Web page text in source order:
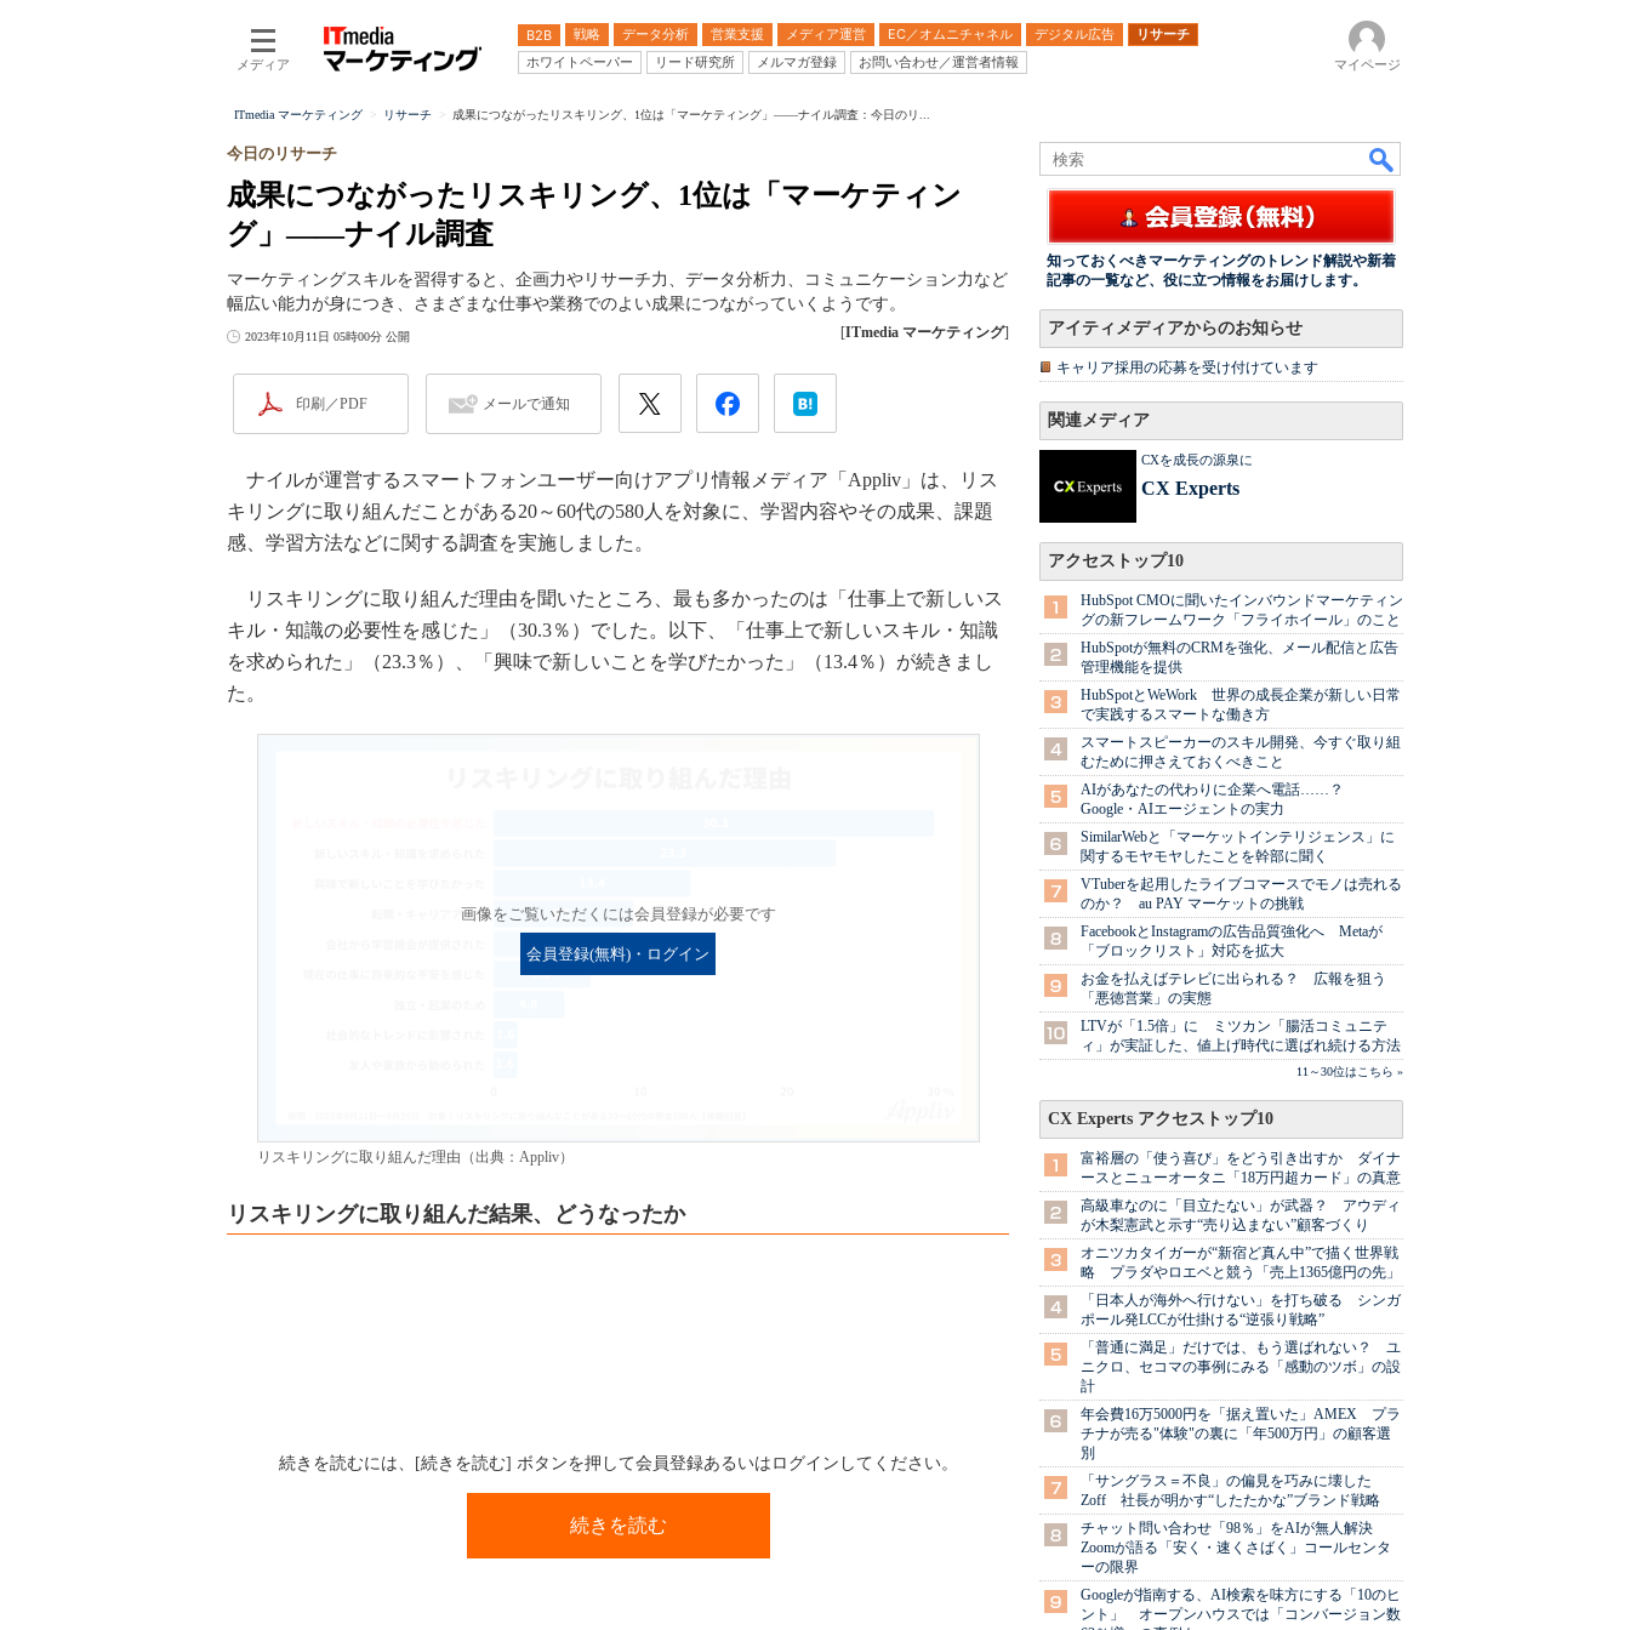
メディア
B2B 戦略 データ分析 営業支援 メディア運営 EC／オムニチャネル デジタル広告
リサーチ
ホワイトペーパー
リード研究所 メルマガ登録 お問い合わせ／運営者情報 マイページ
ITmedia マーケティング リサーチ 成果につながったリスキリング、1位は「マーケティング」――ナイル調査：今日のリ...
成果につながったリスキリング、1位は「マーケティン
グ」――ナイル調査
今日のリサーチ
マーケティングスキルを習得すると、企画力やリサーチ力、データ分析力、コミュニケーション力など
幅広い能力が身につき、さまざまな仕事や業務でのよい成果につながっていくようです。
2023年10月11日 05時00分 公開 [ITmedia マーケティング]
印刷／PDF メールで通知
ナイルが運営するスマートフォンユーザー向けアプリ情報メディア「Appliv」は、リス
キリングに取り組んだことがある20～60代の580人を対象に、学習内容やその成果、課題
感、学習方法などに関する調査を実施しました。
リスキリングに取り組んだ理由を聞いたところ、最も多かったのは「仕事上で新しいス
キル・知識の必要性を感じた」（30.3％）でした。以下、「仕事上で新しいスキル・知識
を求められた」（23.3％）、「興味で新しいことを学びたかった」（13.4％）が続きまし
た。
画像をご覧いただくには会員登録が必要です
会員登録(無料)・ログイン
リスキリングに取り組んだ理由（出典：Appliv）
リスキリングに取り組んだ結果、どうなったか
続きを読むには、[続きを読む] ボタンを押して会員登録あるいはログインしてください。
続きを読む
知っておくべきマーケティングのトレンド解説や新着
記事の一覧など、役に立つ情報をお届けします。
アイティメディアからのお知らせ
キャリア採用の応募を受け付けています
関連メディア
CXを成長の源泉に
CX Experts
アクセストップ10
HubSpot CMOに聞いたインバウンドマーケティン
グの新フレームワーク「フライホイール」のこと
HubSpotが無料のCRMを強化、メール配信と広告
管理機能を提供
HubSpotとWeWork 世界の成長企業が新しい日常
で実践するスマートな働き方
スマートスピーカーのスキル開発、今すぐ取り組
むために押さえておくべきこと
AIがあなたの代わりに企業へ電話……？
Google・AIエージェントの実力
SimilarWebと「マーケットインテリジェンス」に
関するモヤモヤしたことを幹部に聞く
VTuberを起用したライブコマースでモノは売れる
のか？ au PAY マーケットの挑戦
FacebookとInstagramの広告品質強化へ Metaが
「ブロックリスト」対応を拡大
お金を払えばテレビに出られる？ 広報を狙う
「悪徳営業」の実態
LTVが「1.5倍」に ミツカン「腸活コミュニテ
ィ」が実証した、値上げ時代に選ばれ続ける方法
11～30位はこちら »
CX Experts アクセストップ10
富裕層の「使う喜び」をどう引き出すか ダイナ
ースとニューオータニ「18万円超カード」の真意
高級車なのに「目立たない」が武器？ アウディ
が木梨憲武と示す“売り込まない”顧客づくり
オニツカタイガーが“新宿ど真ん中”で描く世界戦
略 プラダやロエベと競う「売上1365億円の先」
「日本人が海外へ行けない」を打ち破る シンガ
ポール発LCCが仕掛ける“逆張り戦略”
「普通に満足」だけでは、もう選ばれない？ ユ
ニクロ、セコマの事例にみる「感動のツボ」の設
計
年会費16万5000円を「据え置いた」AMEX プラ
チナが売る"体験"の裏に「年500万円」の顧客選
別
「サングラス＝不良」の偏見を巧みに壊した
Zoff 社長が明かす“したたかな”ブランド戦略
チャット問い合わせ「98％」をAIが無人解決
Zoomが語る「安く・速くさばく」コールセンタ
ーの限界
Googleが指南する、AI検索を味方にする「10のヒ
ント」 オープンハウスでは「コンバージョン数